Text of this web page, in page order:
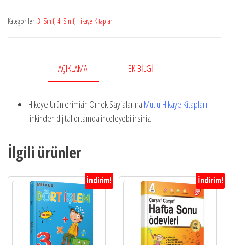
Kategoriler: 3. Sınıf, 4. Sınıf, Hikaye Kitapları
AÇIKLAMA EK BILGI
Hikeye Ürünlerimizin Örnek Sayfalarına Mutlu Hikaye Kitapları
linkinden dijital ortamda inceleyebilirsiniz.
İlgili ürünler
İndirim! İndirim!